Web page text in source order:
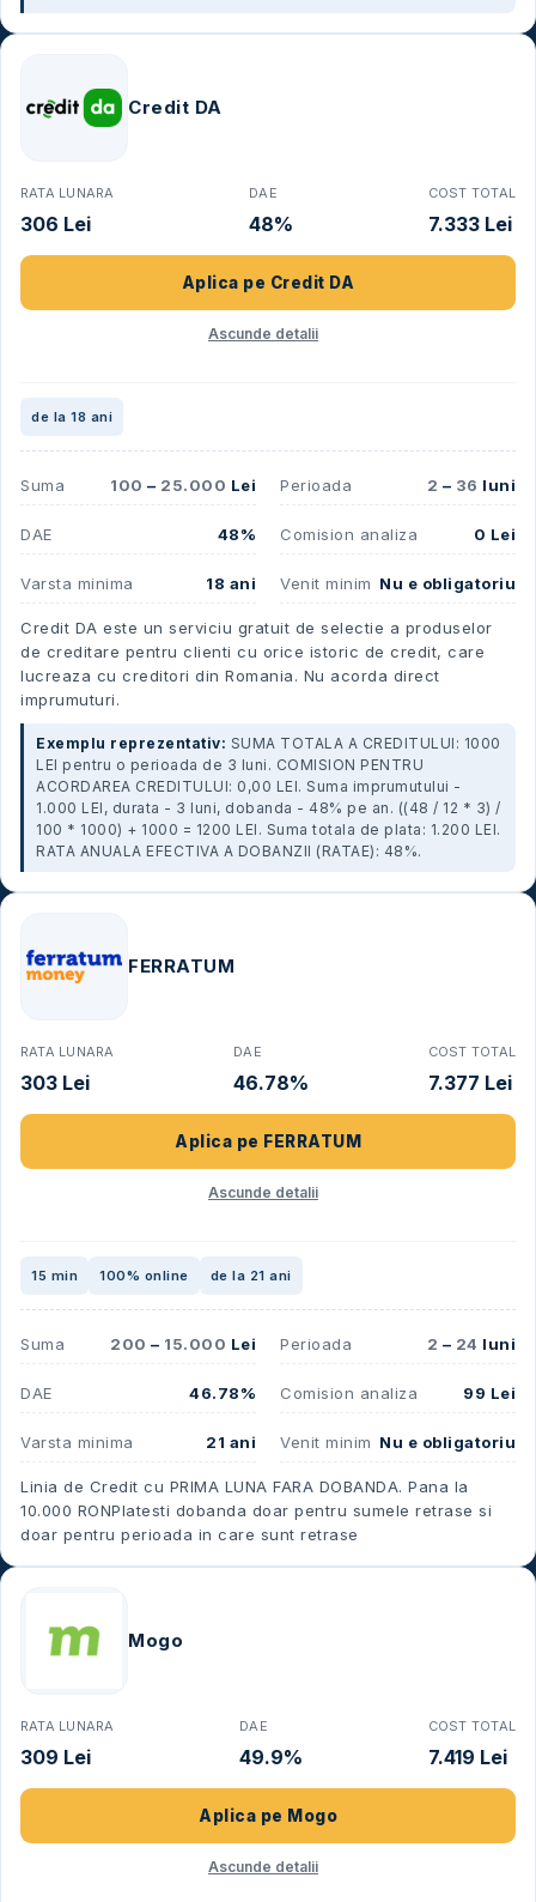
Credit DA
RATA LUNARA
306 Lei
DAE
48%
COST TOTAL
7.333 Lei
Aplica pe Credit DA
Ascunde detalii
de la 18 ani
Suma 100 – 25.000 Lei Perioada 2 – 36 luni
DAE 48% Comision analiza 0 Lei
Varsta minima 18 ani Venit minim Nu e obligatoriu
Credit DA este un serviciu gratuit de selectie a produselor
de creditare pentru clienti cu orice istoric de credit, care
lucreaza cu creditori din Romania. Nu acorda direct
imprumuturi.
Exemplu reprezentativ: SUMA TOTALA A CREDITULUI: 1000
LEI pentru o perioada de 3 luni. COMISION PENTRU
ACORDAREA CREDITULUI: 0,00 LEI. Suma imprumutului -
1.000 LEI, durata - 3 luni, dobanda - 48% pe an. ((48 / 12 * 3) /
100 * 1000) + 1000 = 1200 LEI. Suma totala de plata: 1.200 LEI.
RATA ANUALA EFECTIVA A DOBANZII (RATAE): 48%.
FERRATUM
RATA LUNARA
303 Lei
DAE
46.78%
COST TOTAL
7.377 Lei
Aplica pe FERRATUM
Ascunde detalii
15 min 100% online de la 21 ani
Suma 200 – 15.000 Lei Perioada 2 – 24 luni
DAE 46.78% Comision analiza 99 Lei
Varsta minima 21 ani Venit minim Nu e obligatoriu
Linia de Credit cu PRIMA LUNA FARA DOBANDA. Pana la
10.000 RON​ Platesti dobanda doar pentru sumele retrase si
doar pentru perioada in care sunt retrase​
Mogo
RATA LUNARA
309 Lei
DAE
49.9%
COST TOTAL
7.419 Lei
Aplica pe Mogo
Ascunde detalii